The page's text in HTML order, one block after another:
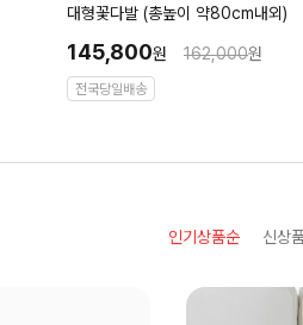
대형꽃다발 (총높이 약80cm내외)
145,800원 162,000원
전국당일배송
인기상품순 신상